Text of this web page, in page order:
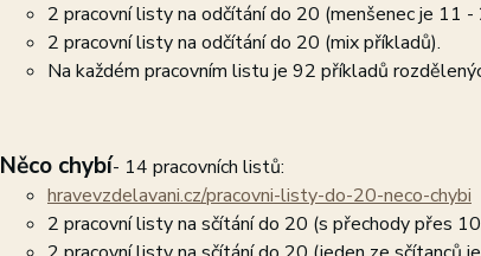
2 pracovní listy na odčítání do 20 (menšenec je 11
2 pracovní listy na odčítání do 20 (mix příkladů).
Na každém pracovním listu je 92 příkladů
Něco chybí- 14 pracovních listů:
hravevzdelavani.cz/pracovni-listy-do-20-neco-chybi
2 pracovní listy na sčítání do 20 (s přechody přes